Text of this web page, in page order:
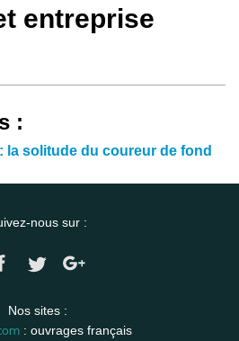
entreprise
:
la solitude du coureur de fond
nous sur :
Nos sites :
: ouvrages français